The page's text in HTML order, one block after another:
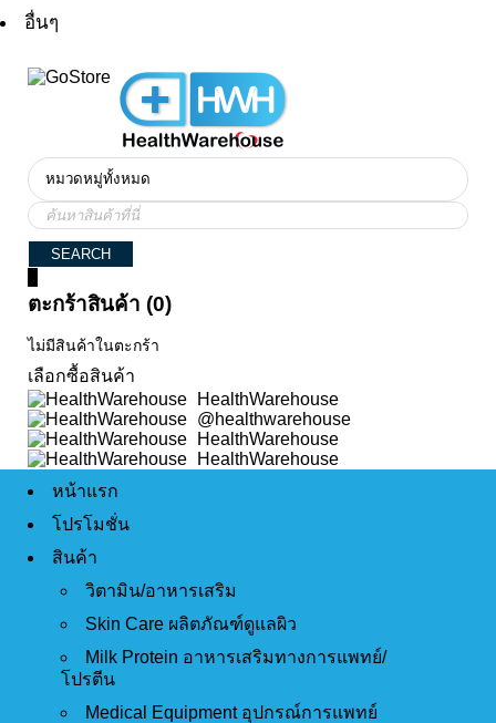
อื่นๆ
ตะกร้าสินค้า (0)
ไม่มีสินค้าในตะกร้า
เลือกซื้อสินค้า
HealthWarehouse
@healthwarehouse
HealthWarehouse
HealthWarehouse
หน้าแรก
โปรโมชั่น
สินค้า
วิตามิน/อาหารเสริม
Skin Care ผลิตภัณฑ์ดูแลผิว
Milk Protein อาหารเสริมทางการแพทย์/
โปรตีน
Medical Equipment อุปกรณ์การแพทย์